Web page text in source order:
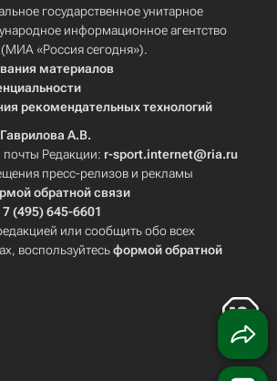
государственное унитарное
информационное агентство
(МИА «Россия сегодня»).
материалов
рекомендательных технологий
Гаврилова А.В.
Редакции: r-sport.internet@ria.ru
пресс-релизов и рекламы
обратной связи
7 (495) 645-6601
или сообщить обо всех
воспользуйтесьформой обратной